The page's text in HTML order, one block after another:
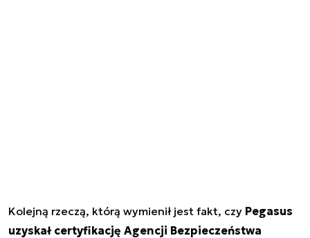
Kolejną rzeczą, którą wymienił jest fakt, czy Pegasus
uzyskał certyfikację Agencji Bezpieczeństwa